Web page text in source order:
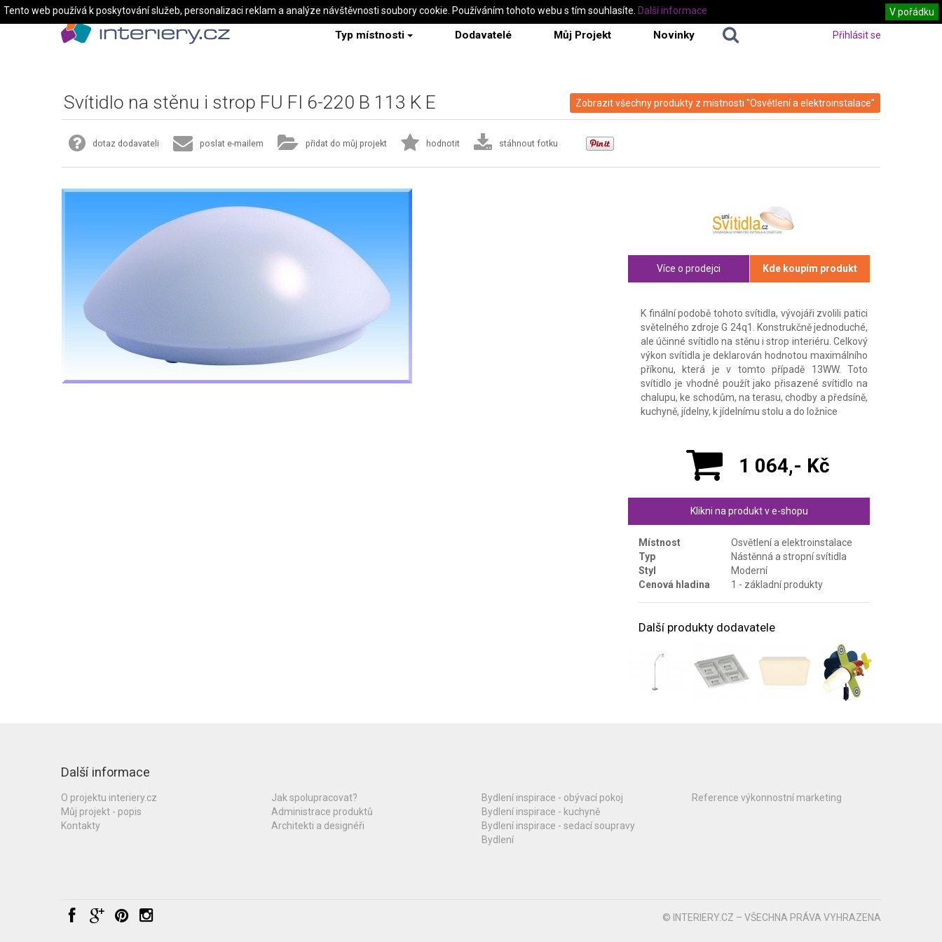
Typ místnosti Dodavatelé Můj Projekt Novinky Přihlásit se
Zobrazit všechny produkty z místnosti "Osvětlení a elektroinstalace"
Svítidlo na stěnu i strop FU FI 6-220 B 113 K E
dotaz dodavateli poslat e-mailem přidat do můj projekt hodnotit stáhnout fotku
Více o prodejci Kde koupím produkt
K finální podobě tohoto svítidla, vývojáři zvolili patici
světelného zdroje G 24q1. Konstrukčně jednoduché,
ale účinné svítidlo na stěnu i strop interiéru. Celkový
výkon svítidla je deklarován hodnotou maximálního
příkonu, která je v tomto případě 13WW. Toto
svítidlo je vhodné použít jako přisazené svítidlo na
chalupu, ke schodům, na terasu, chodby a předsíně,
kuchyně, jídelny, k jídelnímu stolu a do ložnice
1 064,- Kč
Klikni na produkt v e-shopu
Místnost
Osvětlení a elektroinstalace
Typ
Nástěnná a stropní svítidla
Styl
Moderní
Cenová hladina
1 - základní produkty
Další produkty dodavatele
Další informace
O projektu interiery.cz
Můj projekt - popis
Kontakty
Jak spolupracovat?
Administrace produktů
Architekti a designéři
Bydlení inspirace - obývací pokoj
Bydlení inspirace - kuchyně
Bydlení inspirace - sedací soupravy
Bydlení
Reference výkonnostní marketing
© INTERIERY.CZ – VŠECHNA PRÁVA VYHRAZENA
Tento web používá k poskytování služeb, personalizaci reklam a analýze návštěvnosti soubory cookie. Používáním tohoto webu s tím souhlasíte. V pořádku
Další informace